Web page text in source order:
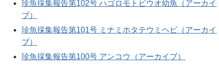
珍魚採集報告第102号 ハゴロモトビウオ幼魚（アーカイ
ブ）
珍魚採集報告第101号 ミナミホタテウミヘビ（アーカイ
ブ）
珍魚採集報告第100号 アンコウ（アーカイブ）